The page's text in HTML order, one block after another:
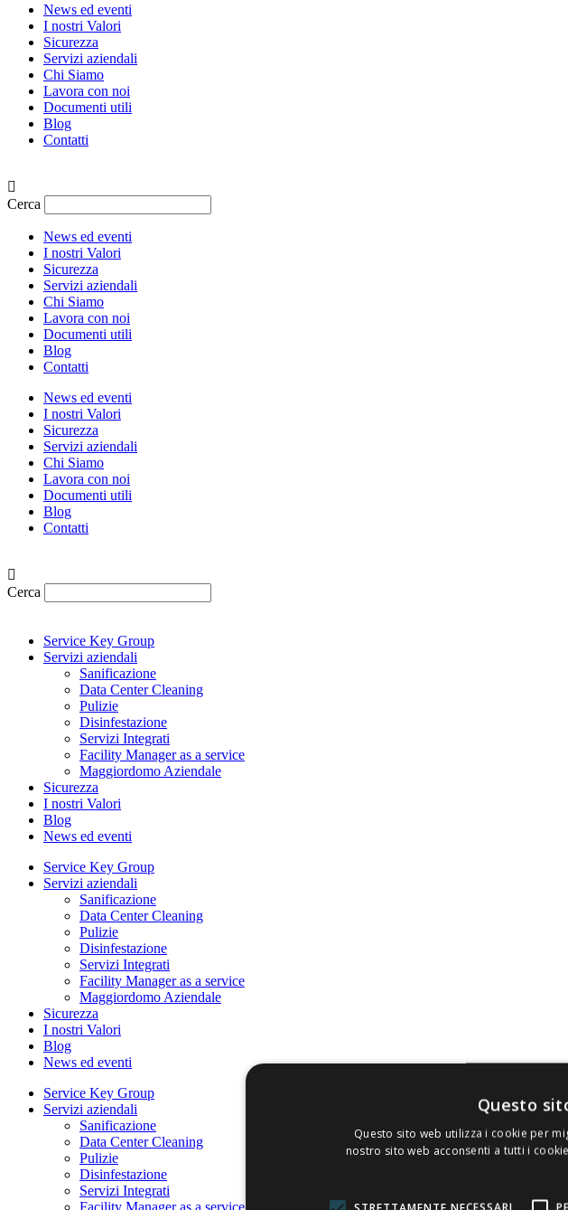
News ed eventi
I nostri Valori
Sicurezza
Servizi aziendali
Chi Siamo
Lavora con noi
Documenti utili
Blog
Contatti
Cerca
News ed eventi
I nostri Valori
Sicurezza
Servizi aziendali
Chi Siamo
Lavora con noi
Documenti utili
Blog
Contatti
News ed eventi
I nostri Valori
Sicurezza
Servizi aziendali
Chi Siamo
Lavora con noi
Documenti utili
Blog
Contatti
Cerca
Service Key Group
Servizi aziendali
Sanificazione
Data Center Cleaning
Pulizie
Disinfestazione
Servizi Integrati
Facility Manager as a service
Maggiordomo Aziendale
Sicurezza
I nostri Valori
Blog
News ed eventi
Service Key Group
Servizi aziendali
Sanificazione
Data Center Cleaning
Pulizie
Disinfestazione
Servizi Integrati
Facility Manager as a service
Maggiordomo Aziendale
Sicurezza
I nostri Valori
Blog
News ed eventi
Service Key Group
Servizi aziendali
Sanificazione
Data Center Cleaning
Pulizie
Disinfestazione
Servizi Integrati
Facility Manager as a service
Questo
Questo sito web utilizza i cookie per
nostro sito web acconsenti a tutti i
STRETTAMENTE NECESSARI